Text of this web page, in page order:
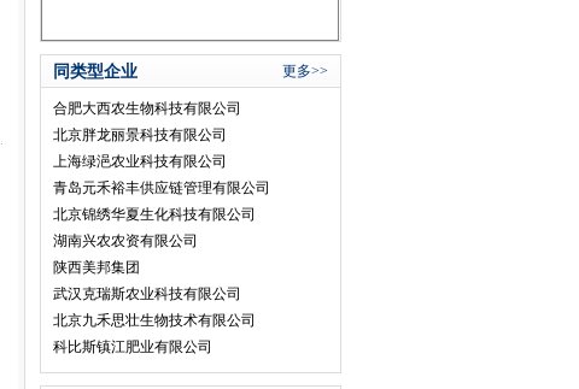
同类型企业 更多>>
合肥大西农生物科技有限公司
北京胖龙丽景科技有限公司
上海绿浥农业科技有限公司
青岛元禾裕丰供应链管理有限公司
北京锦绣华夏生化科技有限公司
湖南兴农农资有限公司
陕西美邦集团
武汉克瑞斯农业科技有限公司
北京九禾思壮生物技术有限公司
科比斯镇江肥业有限公司